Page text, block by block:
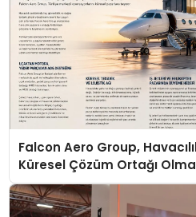
Falcon Aero Group,
Küresel Çözüm Ortağı